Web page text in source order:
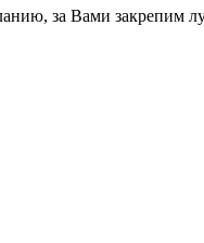
за Вами закрепим